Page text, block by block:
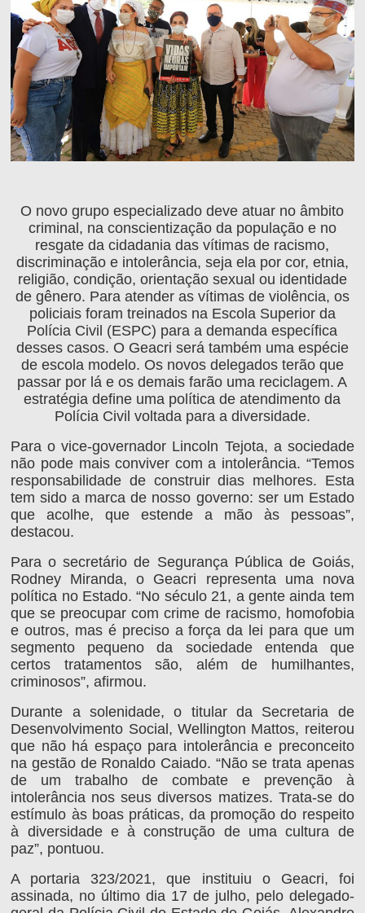
O novo grupo especializado deve atuar no âmbito
criminal, na conscientização da população e no
resgate da cidadania das vítimas de racismo,
discriminação e intolerância, seja ela por cor, etnia,
religião, condição, orientação sexual ou identidade
de gênero. Para atender as vítimas de violência, os
policiais foram treinados na Escola Superior da
Polícia Civil (ESPC) para a demanda específica
desses casos. O Geacri será também uma espécie
de escola modelo. Os novos delegados terão que
passar por lá e os demais farão uma reciclagem. A
estratégia define uma política de atendimento da
Polícia Civil voltada para a diversidade.
Para o vice-governador Lincoln Tejota, a sociedade
não pode mais conviver com a intolerância. “Temos
responsabilidade de construir dias melhores. Esta
tem sido a marca de nosso governo: ser um Estado
que acolhe, que estende a mão às pessoas”,
destacou.
Para o secretário de Segurança Pública de Goiás,
Rodney Miranda, o Geacri representa uma nova
política no Estado. “No século 21, a gente ainda tem
que se preocupar com crime de racismo, homofobia
e outros, mas é preciso a força da lei para que um
segmento pequeno da sociedade entenda que
certos tratamentos são, além de humilhantes,
criminosos”, afirmou.
Durante a solenidade, o titular da Secretaria de
Desenvolvimento Social, Wellington Mattos, reiterou
que não há espaço para intolerância e preconceito
na gestão de Ronaldo Caiado. “Não se trata apenas
de um trabalho de combate e prevenção à
intolerância nos seus diversos matizes. Trata-se do
estímulo às boas práticas, da promoção do respeito
à diversidade e à construção de uma cultura de
paz”, pontuou.
A portaria 323/2021, que instituiu o Geacri, foi
assinada, no último dia 17 de julho, pelo delegado-